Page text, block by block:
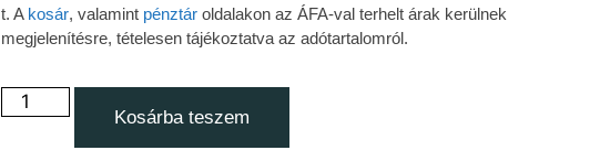
t. A kosár, valamint pénztár oldalakon az ÁFA-val terhelt árak kerülnek
megjelenítésre, tételesen tájékoztatva az adótartalomról.
Kosárba teszem